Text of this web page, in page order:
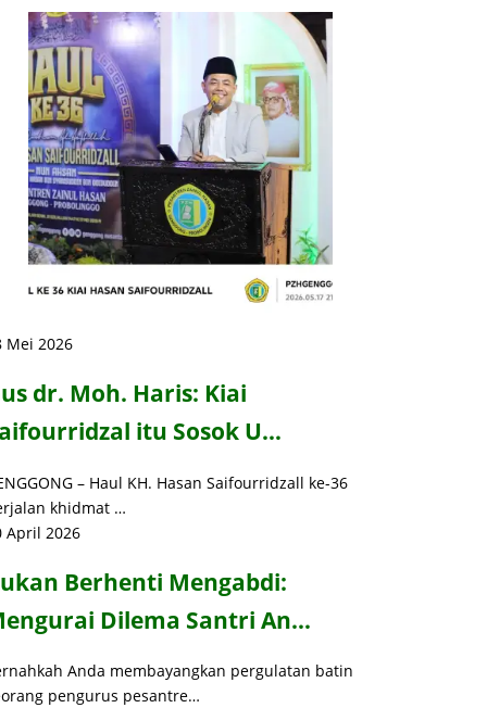
Mei 2026
dr. Moh. Haris: Kiai
itu Sosok U…
– Haul KH. Hasan Saifourridzall ke-36
khidmat …
April 2026
Berhenti Mengabdi:
Dilema Santri An…
Anda membayangkan pergulatan batin
pengurus pesantre…